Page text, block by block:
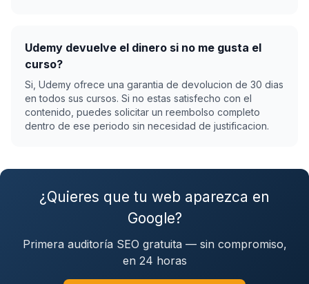
Udemy devuelve el dinero si no me gusta el
curso?
Si, Udemy ofrece una garantia de devolucion de 30 dias
en todos sus cursos. Si no estas satisfecho con el
contenido, puedes solicitar un reembolso completo
dentro de ese periodo sin necesidad de justificacion.
¿Quieres que tu web aparezca en
Google?
Primera auditoría SEO gratuita — sin compromiso,
en 24 horas